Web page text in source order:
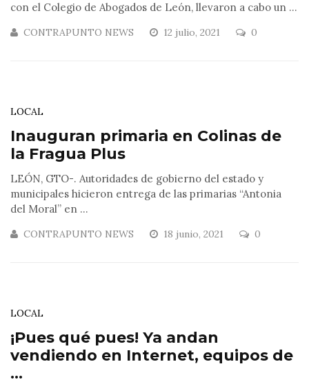
con el Colegio de Abogados de León, llevaron a cabo un ...
CONTRAPUNTO NEWS 12 julio, 2021 0
LOCAL
Inauguran primaria en Colinas de
la Fragua Plus
LEÓN, GTO-. Autoridades de gobierno del estado y
municipales hicieron entrega de las primarias “Antonia
del Moral” en ...
CONTRAPUNTO NEWS 18 junio, 2021 0
LOCAL
¡Pues qué pues! Ya andan
vendiendo en Internet, equipos de
...